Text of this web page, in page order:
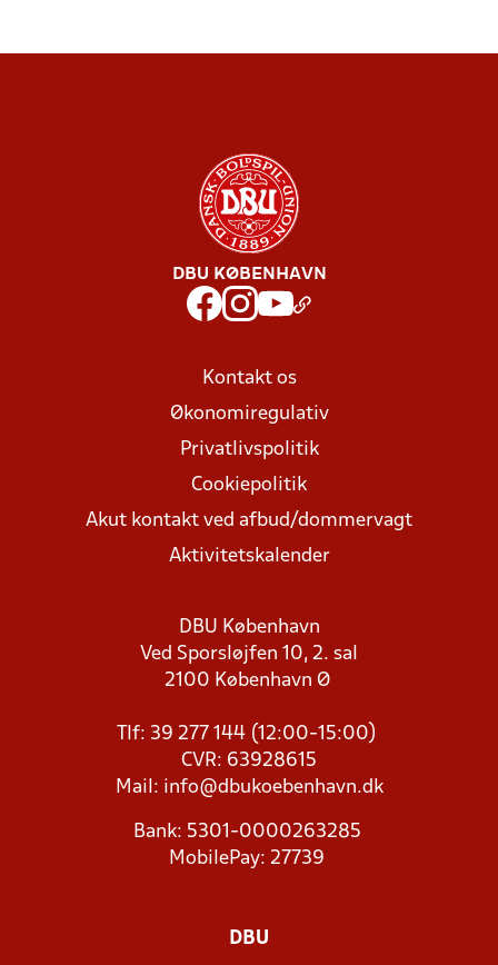
DBU KØBENHAVN
Kontakt os
Økonomiregulativ
Privatlivspolitik
Cookiepolitik
Akut kontakt ved afbud/dommervagt
Aktivitetskalender
DBU København
Ved Sporsløjfen 10, 2. sal
2100 København Ø
Tlf: 39 277 144 (12:00-15:00)
CVR: 63928615
Mail: info@dbukoebenhavn.dk
Bank: 5301-0000263285
MobilePay: 27739
DBU